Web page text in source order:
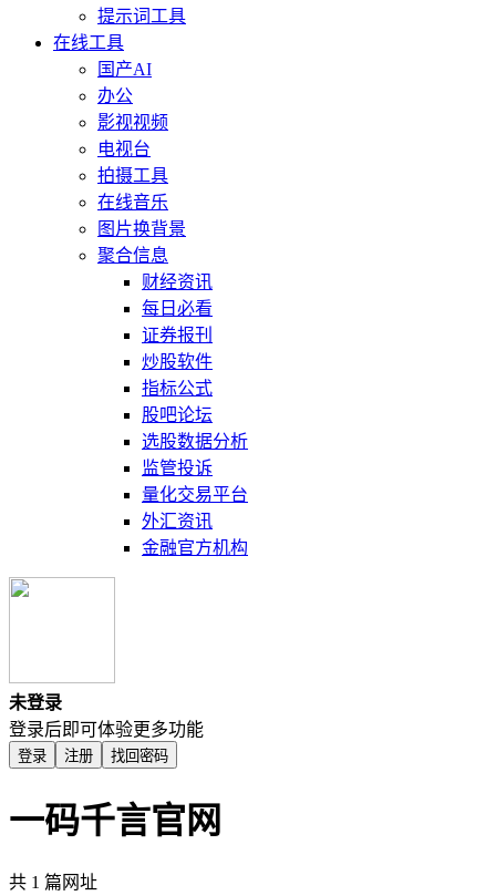
提示词工具
在线工具
国产AI
办公
影视视频
电视台
拍摄工具
在线音乐
图片换背景
聚合信息
财经资讯
每日必看
证券报刊
炒股软件
指标公式
股吧论坛
选股数据分析
监管投诉
量化交易平台
外汇资讯
金融官方机构
未登录
登录后即可体验更多功能
登录 注册 找回密码
一码千言官网
共 1 篇网址